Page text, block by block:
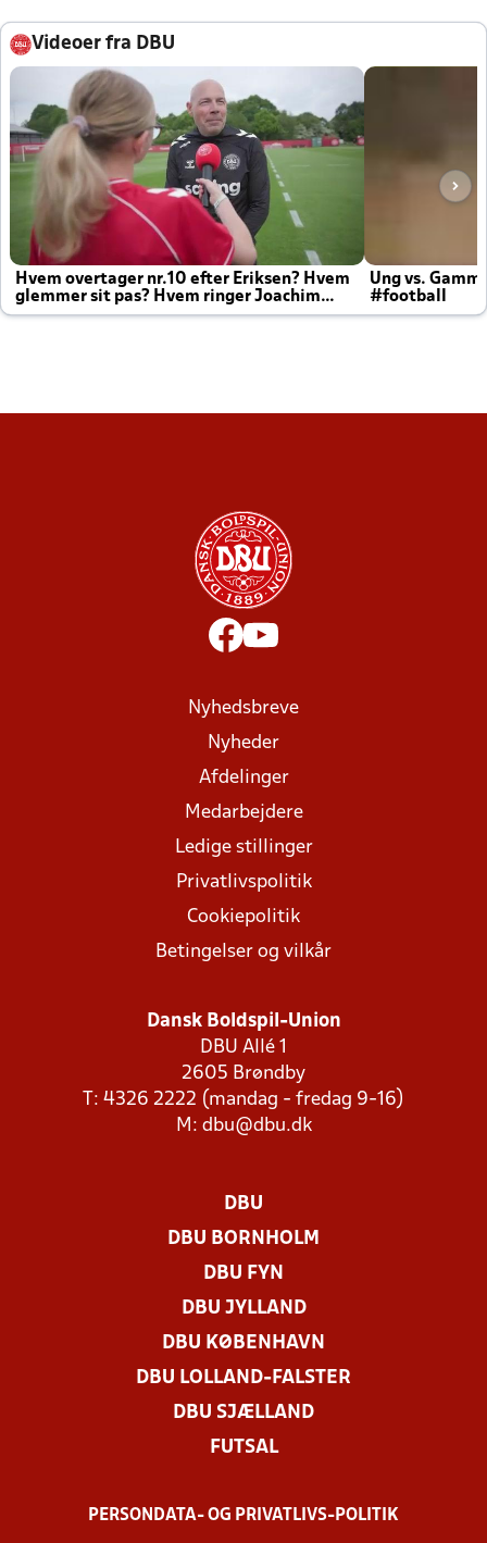
Videoer fra DBU
Hvem overtager nr.10 efter Eriksen? Hvem
glemmer sit pas? Hvem ringer Joachim
altid til efter kampe?
Ung vs.
#football
Nyhedsbreve
Nyheder
Afdelinger
Medarbejdere
Ledige stillinger
Privatlivspolitik
Cookiepolitik
Betingelser og vilkår
Dansk Boldspil-Union
DBU Allé 1
2605 Brøndby
T: 4326 2222 (mandag - fredag 9-16)
M: dbu@dbu.dk
DBU
DBU BORNHOLM
DBU FYN
DBU JYLLAND
DBU KØBENHAVN
DBU LOLLAND-FALSTER
DBU SJÆLLAND
FUTSAL
PERSONDATA- OG PRIVATLIVS-POLITIK